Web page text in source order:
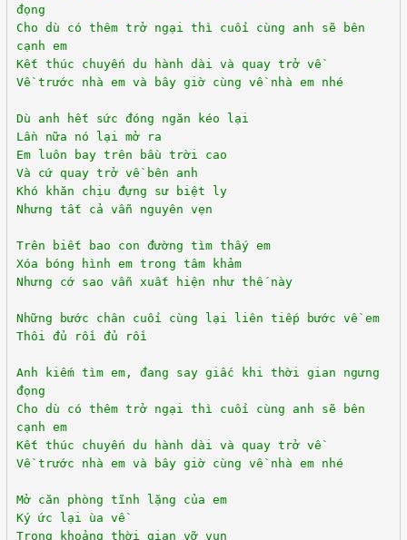
đọng
Cho dù có thêm trở ngại thì cuối cùng anh sẽ bên
cạnh em
Kết thúc chuyến du hành dài và quay trở về
Về trước nhà em và bây giờ cùng về nhà em nhé
Dù anh hết sức đóng ngăn kéo lại
Lần nữa nó lại mở ra
Em luôn bay trên bầu trời cao
Và cứ quay trở về bên anh
Khó khăn chịu đựng sư biệt ly
Nhưng tất cả vẫn nguyên vẹn
Trên biết bao con đường tìm thấy em
Xóa bóng hình em trong tâm khảm
Nhưng cớ sao vẫn xuất hiện như thế này
Những bước chân cuối cùng lại liên tiếp bước về em
Thôi đủ rồi đủ rồi
Anh kiếm tìm em, đang say giấc khi thời gian ngưng
đọng
Cho dù có thêm trở ngại thì cuối cùng anh sẽ bên
cạnh em
Kết thúc chuyến du hành dài và quay trở về
Về trước nhà em và bây giờ cùng về nhà em nhé
Mở căn phòng tĩnh lặng của em
Ký ức lại ùa về
Trong khoảng thời gian vỡ vụn